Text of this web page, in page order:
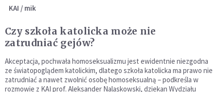
KAI / mik
Czy szkoła katolicka może nie
zatrudniać gejów?
Akceptacja, pochwała homoseksualizmu jest ewidentnie niezgodna
ze światopoglądem katolickim, dlatego szkoła katolicka ma prawo nie
zatrudniać a nawet zwolnić osobę homoseksualną – podkreśla w
rozmowie z KAI prof. Aleksander Nalaskowski, dziekan Wydziału